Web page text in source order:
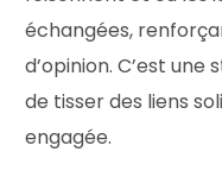
échangées,
d’opinion. C’est
de tisser des liens
engagée.